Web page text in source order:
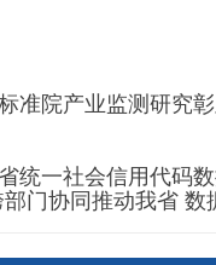
准院产业监测研究
统一社会信用代码
门协同推动我省 数